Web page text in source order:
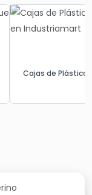
Cajas de Plástico